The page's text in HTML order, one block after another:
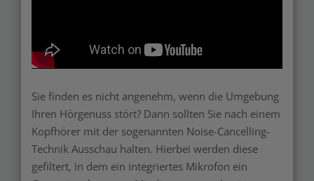
Sie finden es nicht angenehm, wenn die Umgebung
Ihren Hörgenuss stört? Dann sollten Sie nach einem
Kopfhörer mit der sogenannten Noise-Cancelling-
Technik Ausschau halten. Hierbei werden diese
gefiltert, in dem ein integriertes Mikrofon ein